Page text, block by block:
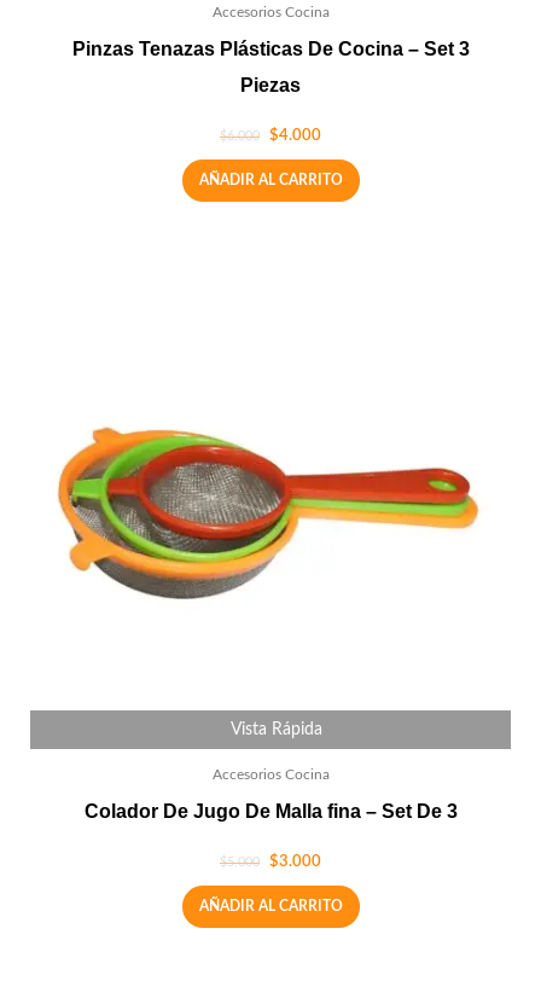
Accesorios Cocina
Pinzas Tenazas Plásticas De Cocina – Set 3
Piezas
$6.000 $4.000
AÑADIR AL CARRITO
Vista Rápida
Accesorios Cocina
Colador De Jugo De Malla fina – Set De 3
$5.000 $3.000
AÑADIR AL CARRITO